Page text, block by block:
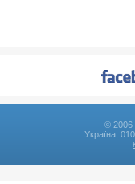
© 2006
Україна,